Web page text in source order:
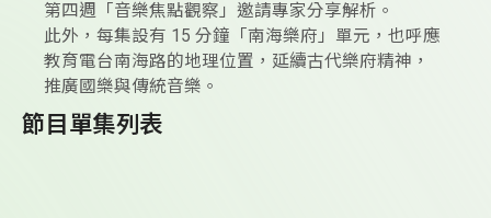
第四週「音樂焦點觀察」邀請專家分享解析。
此外，每集設有 15 分鐘「南海樂府」單元，也呼應
教育電台南海路的地理位置，延續古代樂府精神，
推廣國樂與傳統音樂。
節目單集列表